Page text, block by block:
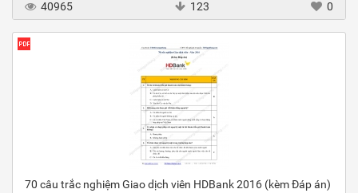
40965 123 0
70 câu trắc nghiệm Giao dịch viên HDBank 2016 (kèm Đáp án)